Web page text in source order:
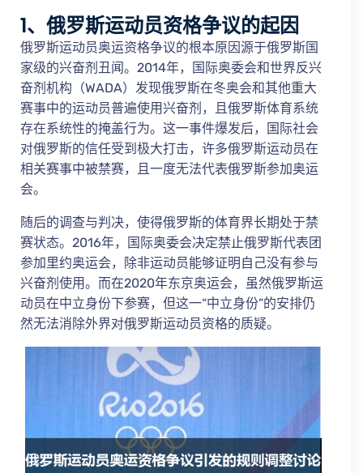
1、俄罗斯运动员资格争议的起因
俄罗斯运动员奥运资格争议的根本原因源于俄罗斯国
家级的兴奋剂丑闻。2014年，国际奥委会和世界反兴
奋剂机构（WADA）发现俄罗斯在冬奥会和其他重大
赛事中的运动员普遍使用兴奋剂，且俄罗斯体育系统
存在系统性的掩盖行为。这一事件爆发后，国际社会
对俄罗斯的信任受到极大打击，许多俄罗斯运动员在
相关赛事中被禁赛，且一度无法代表俄罗斯参加奥运
会。
随后的调查与判决，使得俄罗斯的体育界长期处于禁
赛状态。2016年，国际奥委会决定禁止俄罗斯代表团
参加里约奥运会，除非运动员能够证明自己没有参与
兴奋剂使用。而在2020年东京奥运会，虽然俄罗斯运
动员在中立身份下参赛，但这一“中立身份”的安排仍
然无法消除外界对俄罗斯运动员资格的质疑。